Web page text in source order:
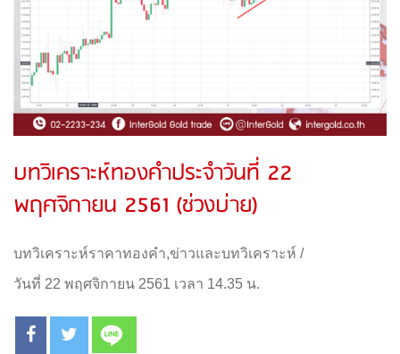
บทวิเคราะห์ทองคำประจำวันที่ 22
พฤศจิกายน 2561 (ช่วงบ่าย)
บทวิเคราะห์ราคาทองคำ,ข่าวและบทวิเคราะห์ /
วันที่ 22 พฤศจิกายน 2561 เวลา 14.35 น.